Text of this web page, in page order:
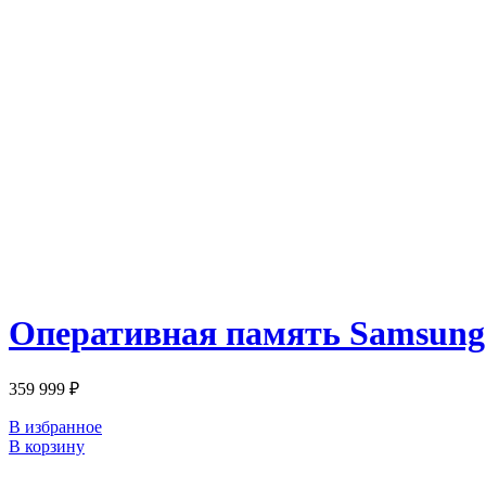
Оперативная память
359 999 ₽
В избранное
В корзину